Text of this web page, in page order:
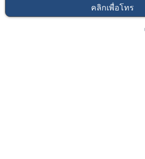
คลิกเพื่อโทร